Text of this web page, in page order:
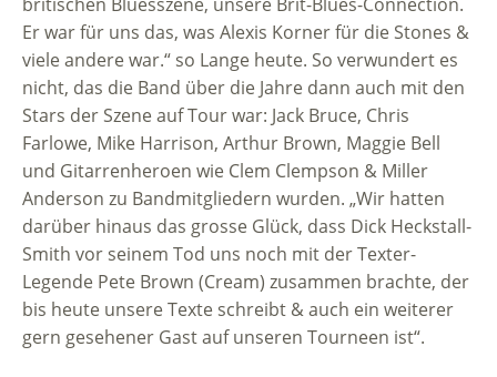
Er war für uns das, was Alexis Korner für die Stones &
viele andere war.“ so Lange heute. So verwundert es
nicht, das die Band über die Jahre dann auch mit den
Stars der Szene auf Tour war: Jack Bruce, Chris
Farlowe, Mike Harrison, Arthur Brown, Maggie Bell
und Gitarrenheroen wie Clem Clempson & Miller
Anderson zu Bandmitgliedern wurden. „Wir hatten
darüber hinaus das grosse Glück, dass Dick Heckstall-
Smith vor seinem Tod uns noch mit der Texter-
Legende Pete Brown (Cream) zusammen brachte, der
bis heute unsere Texte schreibt & auch ein weiterer
gern gesehener Gast auf unseren Tourneen ist“.